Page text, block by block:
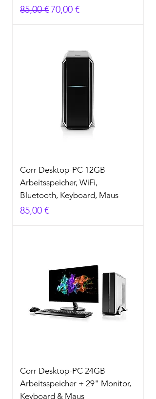
Standardpreis
85,00 €Sale-Preis
70,00 €
Corr Desktop-PC 12GB
Arbeitsspeicher, WiFi,
Bluetooth, Keyboard, Maus
Preis
85,00 €
Corr Desktop-PC 24GB
Arbeitsspeicher + 29" Monitor,
Keyboard & Maus